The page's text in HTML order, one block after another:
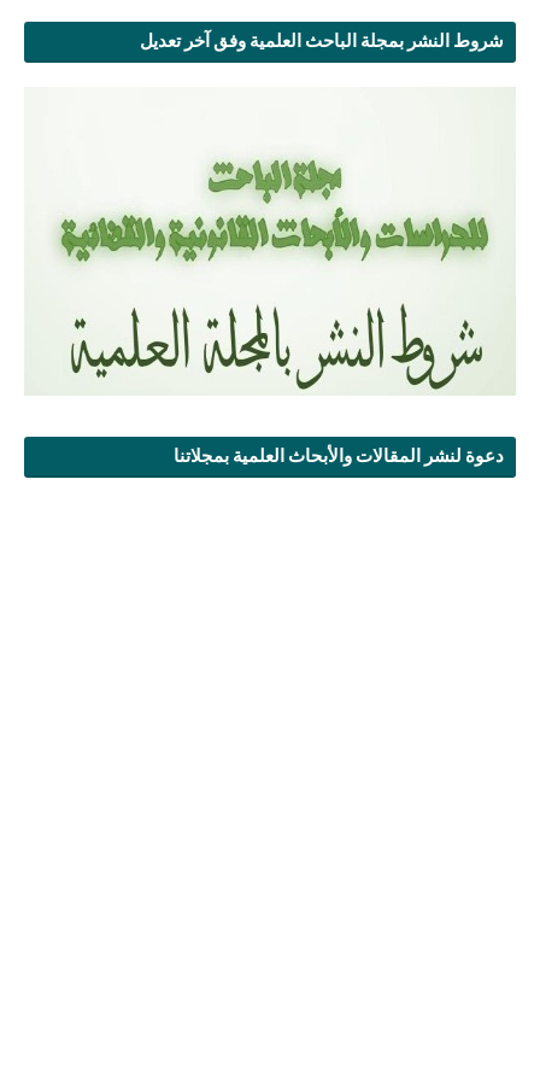
شروط النشر بمجلة الباحث العلمية وفق آخر تعديل
دعوة لنشر المقالات والأبحاث العلمية بمجلاتنا